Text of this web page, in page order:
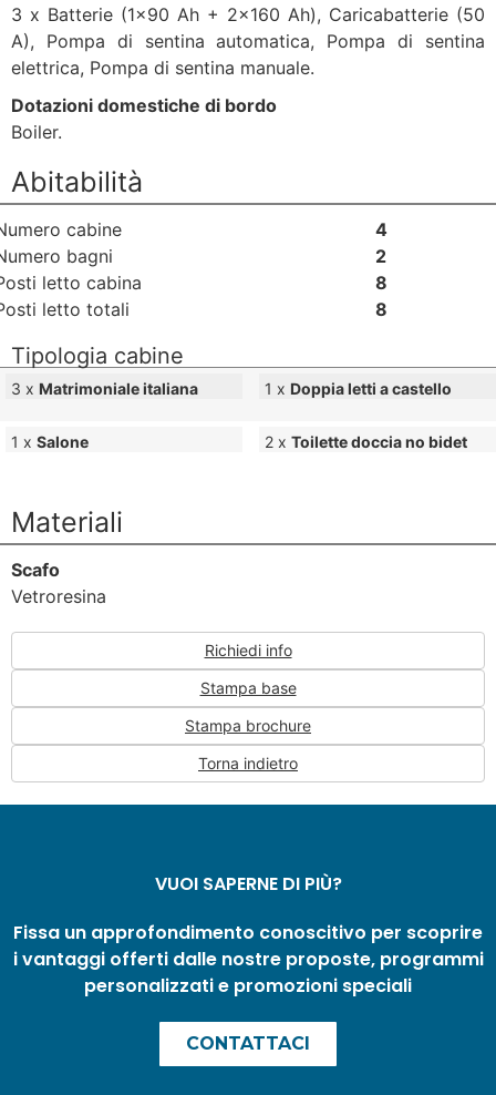
3 x Batterie (1x90 Ah + 2x160 Ah), Caricabatterie (50
A), Pompa di sentina automatica, Pompa di sentina
elettrica, Pompa di sentina manuale.
Dotazioni domestiche di bordo
Boiler.
Abitabilità
cabine
4
bagni
2
letto cabina
8
letto totali
8
Tipologia cabine
3 x Matrimoniale italiana 1 x Doppia letti a castello
1 x Salone 2 x Toilette doccia no bidet
Materiali
Scafo
Vetroresina
Richiedi info
Stampa base
Stampa brochure
Torna indietro
VUOI SAPERNE DI PIÙ?
Fissa un approfondimento conoscitivo per scoprire
i vantaggi offerti dalle nostre proposte, programmi
personalizzati e promozioni speciali
CONTATTACI